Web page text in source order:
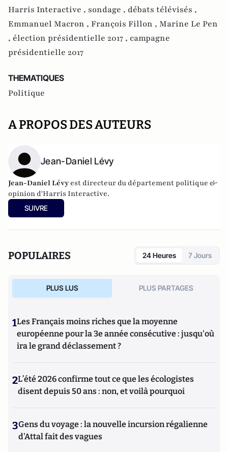
Harris Interactive , sondage , débats télévisés ,
Emmanuel Macron , François Fillon , Marine Le Pen
, élection présidentielle 2017 , campagne
présidentielle 2017
THEMATIQUES
Politique
A PROPOS DES AUTEURS
Jean-Daniel Lévy
Jean-Daniel Lévy est directeur du département politique &
opinion d'Harris Interactive.
SUIVRE
POPULAIRES 24 Heures 7 Jours
PLUS LUS PLUS PARTAGES
1Les Français moins riches que la moyenne
européenne pour la 3e année consécutive : jusqu'où
ira le grand déclassement ?
2L’été 2026 confirme tout ce que les écologistes
disent depuis 50 ans : non, et voilà pourquoi
3Gens du voyage : la nouvelle incursion régalienne
d'Attal fait des vagues